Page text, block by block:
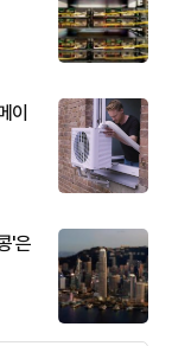
이
'은